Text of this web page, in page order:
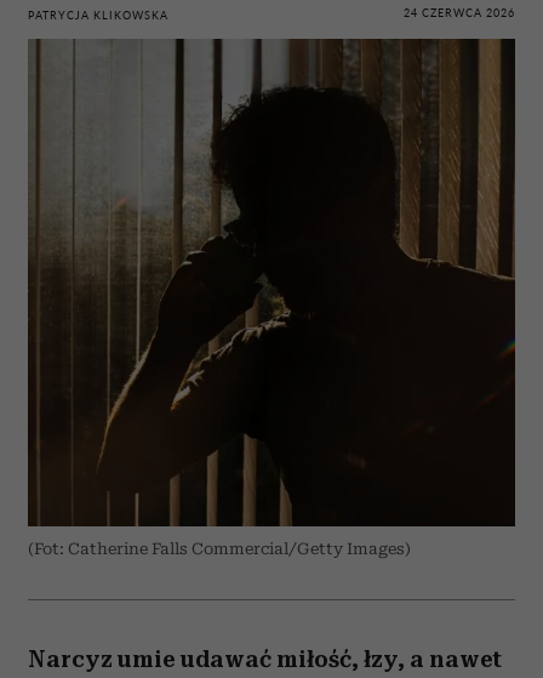
PATRYCJA KLIKOWSKA 24 CZERWCA 2026
(Fot: Catherine Falls Commercial/Getty Images)
Narcyz umie udawać miłość, łzy, a nawet